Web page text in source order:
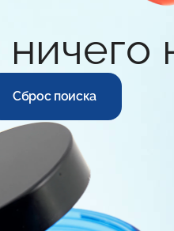
Сброс поиска